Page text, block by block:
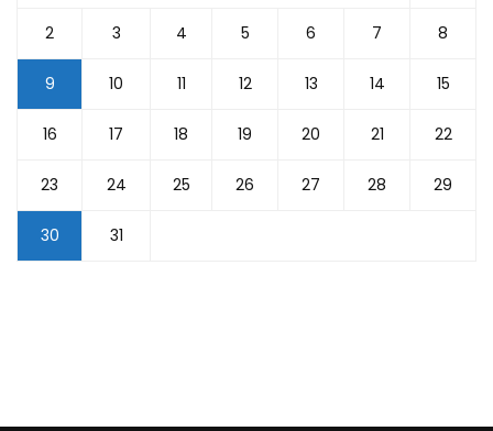
2 3 4 5 6 7 8
9 10 11 12 13 14 15
16 17 18 19 20 21 22
23 24 25 26 27 28 29
30 31